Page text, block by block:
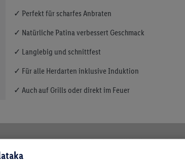
✓ Perfekt für scharfes Anbraten
✓ Natürliche Patina verbessert Geschmack
✓ Langlebig und schnittfest
✓ Für alle Herdarten inklusive Induktion
✓ Auch auf Grills oder direkt im Feuer